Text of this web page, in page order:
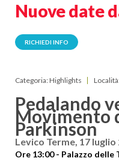
Nuove date
RICHIEDI INFO
Categoria: Highlights
Pedalando
Movimento
Parkinson
Levico Terme, 17 luglio
Ore 13:00 - Palazzo delle